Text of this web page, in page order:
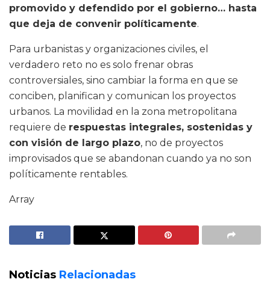
promovido y defendido por el gobierno… hasta
que deja de convenir políticamente.
Para urbanistas y organizaciones civiles, el
verdadero reto no es solo frenar obras
controversiales, sino cambiar la forma en que se
conciben, planifican y comunican los proyectos
urbanos. La movilidad en la zona metropolitana
requiere de respuestas integrales, sostenidas y
con visión de largo plazo, no de proyectos
improvisados que se abandonan cuando ya no son
políticamente rentables.
Array
Noticias Relacionadas